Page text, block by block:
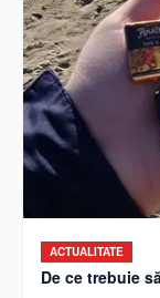
ACTUALITATE
De ce trebuie